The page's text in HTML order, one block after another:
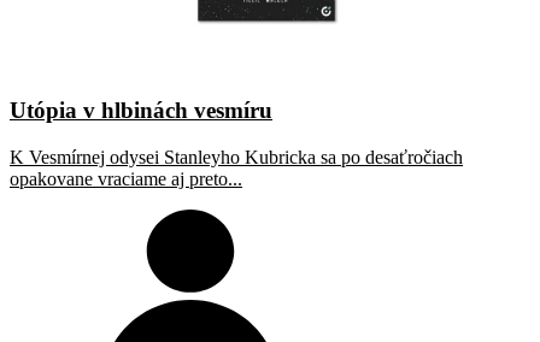
Utópia v hlbinách vesmíru
K Vesmírnej odysei Stanleyho Kubricka sa po desaťročiach
opakovane vraciame aj preto...